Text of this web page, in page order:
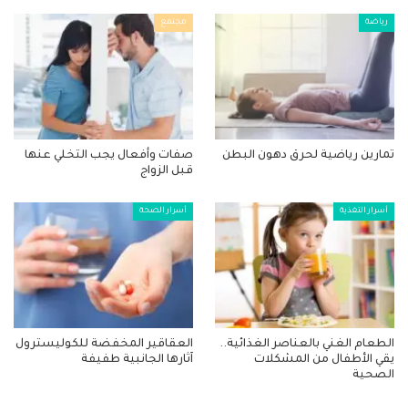
رياضة
تمارين رياضية لحرق دهون البطن
مجتمع
صفات وأفعال يجب التخلي عنها
قبل الزواج
أسرار التغذية
الطعام الغني بالعناصر الغذائية..
يقي الأطفال من المشكلات
الصحية
أسرار الصحة
العقاقير المخفضة للكوليسترول
آثارها الجانبية طفيفة